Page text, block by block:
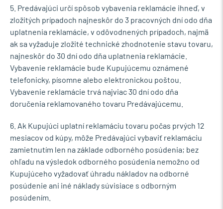
5. Predávajúci určí spôsob vybavenia reklamácie ihneď, v
zložitých prípadoch najneskôr do 3 pracovných dní odo dňa
uplatnenia reklamácie, v odôvodnených prípadoch, najmä
ak sa vyžaduje zložité technické zhodnotenie stavu tovaru,
najneskôr do 30 dní odo dňa uplatnenia reklamácie.
Vybavenie reklamácie bude Kupujúcemu oznámené
telefonicky, písomne alebo elektronickou poštou.
Vybavenie reklamácie trvá najviac 30 dní odo dňa
doručenia reklamovaného tovaru Predávajúcemu.
6. Ak Kupujúci uplatní reklamáciu tovaru počas prvých 12
mesiacov od kúpy, môže Predávajúci vybaviť reklamáciu
zamietnutím len na základe odborného posúdenia; bez
ohľadu na výsledok odborného posúdenia nemožno od
Kupujúceho vyžadovať úhradu nákladov na odborné
posúdenie ani iné náklady súvisiace s odborným
posúdením.